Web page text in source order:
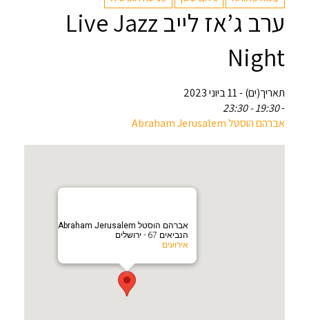
ערב ג’אז לייב Live Jazz
Night
תאריך(ים) - 11 ביוני 2023
-
19:30 - 23:30
אברהם הוסטל Abraham Jerusalem
אברהם הוסטל Abraham Jerusalem
הנביאים 67 - ירושלים
אירועים